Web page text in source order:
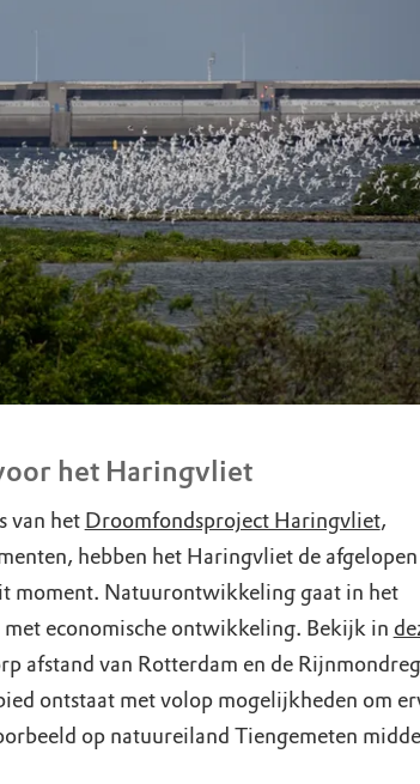
het Haringvliet
van het Droomfondsproject Haringvliet,
hebben het Haringvliet de afgelopen
moment. Natuurontwikkeling gaat in het
economische ontwikkeling. Bekijk in
afstand van Rotterdam en de
ontstaat met volop mogelijkheden om
op natuureiland Tiengemeten